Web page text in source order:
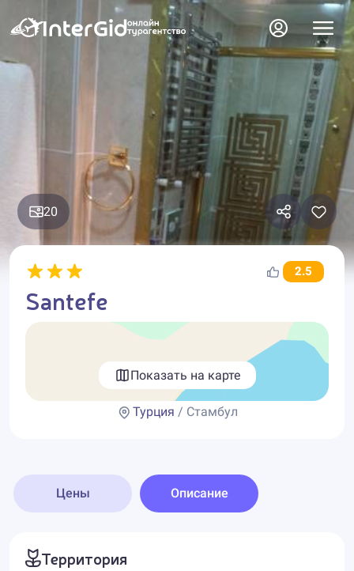
20
2.5
Santefe
Показать на карте
Турция / Стамбул
Цены Описание
Территория